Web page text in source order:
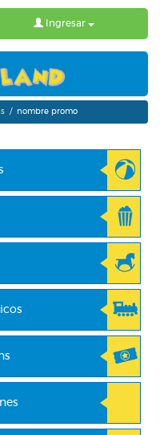
Ingresar
/ nombre promo